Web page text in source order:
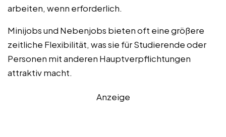
arbeiten, wenn erforderlich.
Minijobs und Nebenjobs bieten oft eine größere
zeitliche Flexibilität, was sie für Studierende oder
Personen mit anderen Hauptverpflichtungen
attraktiv macht.
Anzeige